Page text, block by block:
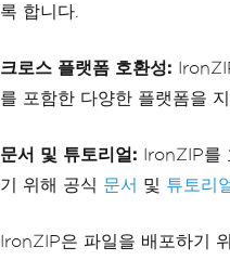
록 합니다.
크로스 플랫폼 호환성:
를 포함한 다양한 플랫폼을
문서 및 튜토리얼: IronZIP를
기 위해 공식 문서 및 튜토리
IronZIP은 파일을 배포하기